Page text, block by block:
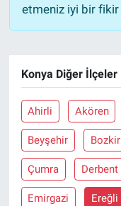
etmeniz iyi bir fikir
Konya Diğer İlçeler
Ahirli Akören
Beyşehir Bozkir
Çumra Derbent
Emirgazi Ereğli